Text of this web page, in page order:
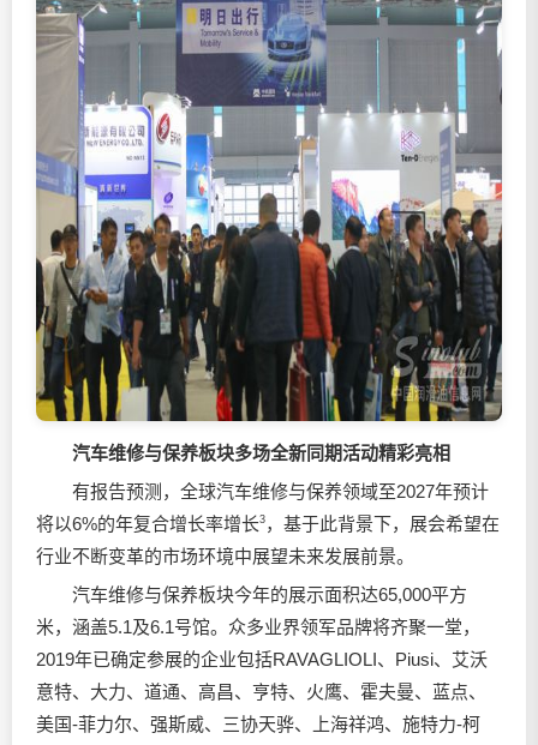
汽车维修与保养板块多场全新同期活动精彩亮相
有报告预测，全球汽车维修与保养领域至2027年预计
将以6%的年复合增长率增长3 ，基于此背景下，展会希望在
行业不断变革的市场环境中展望未来发展前景。
汽车维修与保养板块今年的展示面积达65,000平方
米，涵盖5.1及6.1号馆。众多业界领军品牌将齐聚一堂，
2019年已确定参展的企业包括RAVAGLIOLI、Piusi、艾沃
意特、大力、道通、高昌、亨特、火鹰、霍夫曼、蓝点、
美国-菲力尔、强斯威、三协天骅、上海祥鸿、施特力-柯